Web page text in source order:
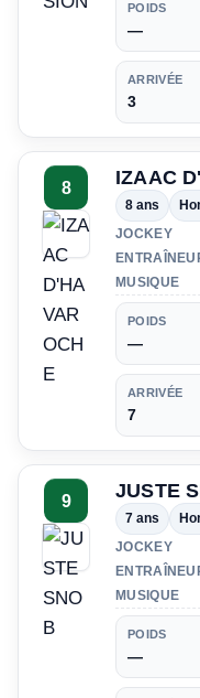
POIDS
—
ARRIVÉE
3
8 IZAAC
8 ans
JOCKEY
MUSIQUE
POIDS
—
ARRIVÉE
7
9 JUSTE
7 ans
JOCKEY
MUSIQUE
POIDS
—